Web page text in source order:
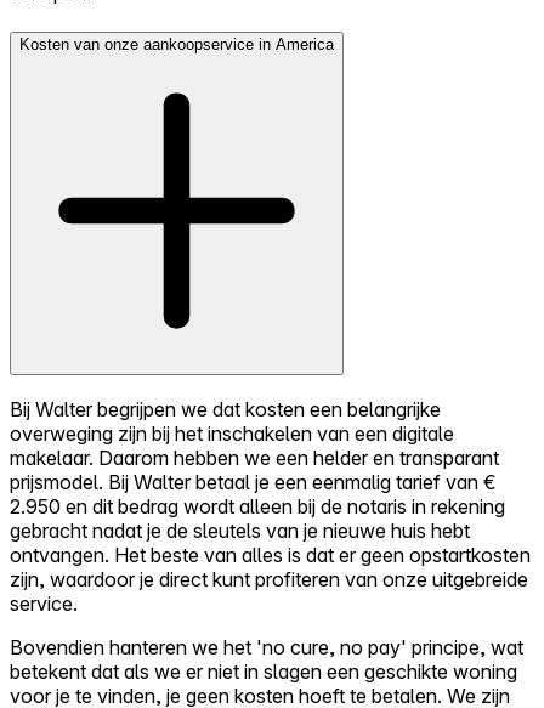
Kosten van onze aankoopservice in America
Bij Walter begrijpen we dat kosten een belangrijke
overweging zijn bij het inschakelen van een digitale
makelaar. Daarom hebben we een helder en transparant
prijsmodel. Bij Walter betaal je een eenmalig tarief van €
2.950 en dit bedrag wordt alleen bij de notaris in rekening
gebracht nadat je de sleutels van je nieuwe huis hebt
ontvangen. Het beste van alles is dat er geen opstartkosten
zijn, waardoor je direct kunt profiteren van onze uitgebreide
service.
Bovendien hanteren we het 'no cure, no pay' principe, wat
betekent dat als we er niet in slagen een geschikte woning
voor je te vinden, je geen kosten hoeft te betalen. We zijn